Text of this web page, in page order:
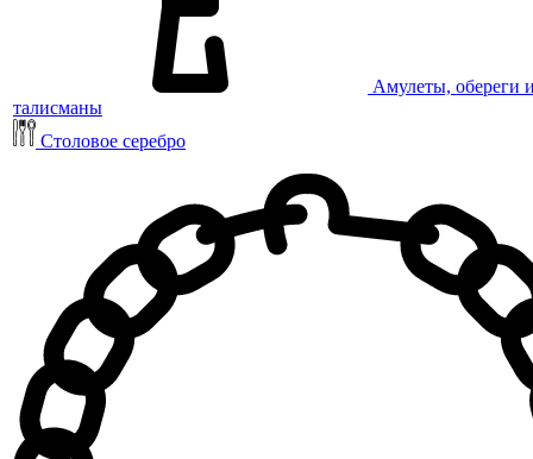
Амулеты, обереги
талисманы
Столовое серебро